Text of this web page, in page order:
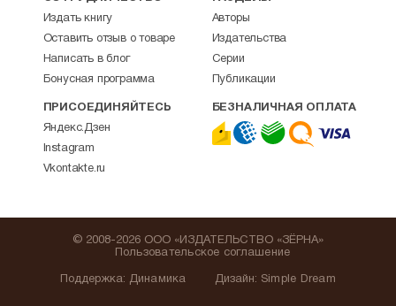
Издать книгу
Оставить отзыв о товаре
Написать в блог
Бонусная программа
Авторы
Издательства
Серии
Публикации
ПРИСОЕДИНЯЙТЕСЬ
Яндекс.Дзен
Instagram
Vkontakte.ru
БЕЗНАЛИЧНАЯ ОПЛАТА
Поддержка: Динамика
© 2008-2026 ООО «ИЗДАТЕЛЬСТВО «ЗЁРНА»
Пользовательское соглашение
Дизайн: Simple Dream